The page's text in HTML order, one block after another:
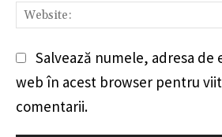
Salvează numele, adresa de
web în acest browser pentru
comentarii.